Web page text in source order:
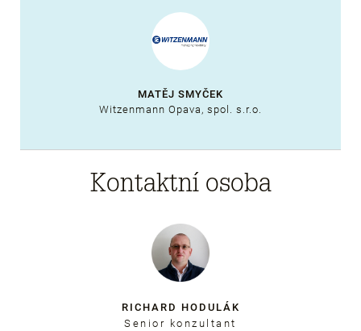
MATĚJ SMYČEK
Witzenmann Opava, spol. s.r.o.
Kontaktní osoba
RICHARD HODULÁK
Senior konzultant